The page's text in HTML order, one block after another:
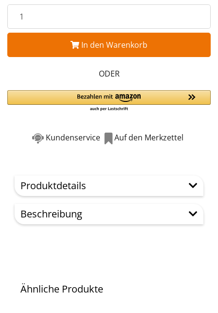
In den Warenkorb
ODER
Kundenservice Auf den Merkzettel
Produktdetails
Beschreibung
Ähnliche Produkte